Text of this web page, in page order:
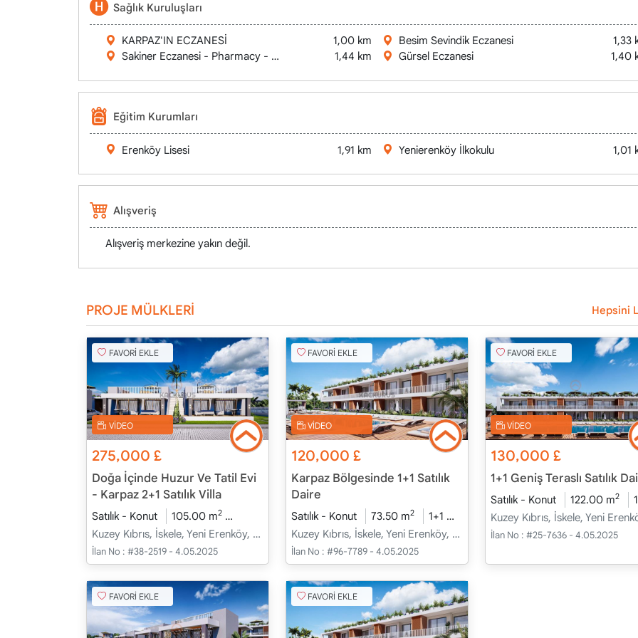
Sağlık Kuruluşları
KARPAZ'IN ECZANESİ
1,00 km
Sakiner Eczanesi - Pharmacy - Φαρμακείο
1,44 km
Besim Sevindik Eczanesi
1,33
Gürsel Eczanesi
1,40
Eğitim Kurumları
Erenköy Lisesi 1,91 km Yenierenköy İlkokulu 1,01
Alışveriş
Alışveriş merkezine yakın değil.
PROJE MÜLKLERİ Hepsini
FAVORİ EKLE
VİDEO
275,000£
Doğa İçinde Huzur Ve Tatil Evi
- Karpaz 2+1 Satılık Villa
Satılık - Konut 105.00 m2 İnşaat Halinde
2026 - Ocak Teslim
Kuzey Kıbrıs, İskele, Yeni Erenköy, Merkez - Merkez
İlan No : #38-2519 - 4.05.2025
FAVORİ EKLE
VİDEO
120,000£
Karpaz Bölgesinde 1+1 Satılık
Daire
Satılık - Konut 73.50 m2 1+1 İnşaat Halinde 2026 - Ocak Teslim
Kuzey Kıbrıs, İskele, Yeni Erenköy, Merkez - Merkez
İlan No : #96-7789 - 4.05.2025
FAVORİ EKLE
VİDEO
130,000£
1+1 Geniş Teraslı Satılık
Satılık - Konut 122.00 m2
İlan No : #25-7636 - 4.05.2025
FAVORİ EKLE FAVORİ EKLE